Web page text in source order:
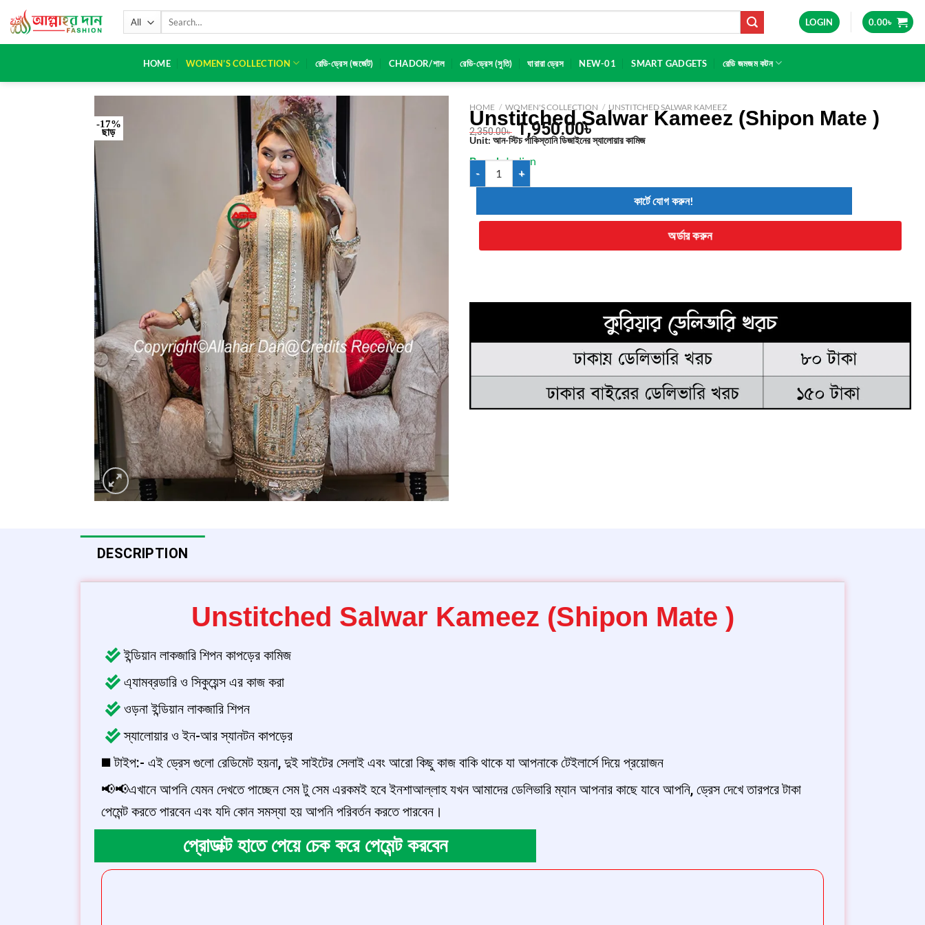
LOGIN 0.00৳
HOME WOMEN’S COLLECTION রেডি-ড্রেস (জর্জেট) CHADOR/শাল রেডি-ড্রেস (সুতি) ঘারারা ড্রেস NEW-01 SMART GADGETS রেডি জমজম কটন
-17%
ছাড়
HOME / WOMEN'S COLLECTION / UNSTITCHED SALWAR KAMEEZ
Unstitched Salwar Kameez (Shipon Mate )
2,350.00৳ 1,950.00৳
Unit: আন-স্টিচ পাকিস্তানি ডিজাইনের স্যালোয়ার কামিজ
Brand: Indian
কার্টে যোগ করুন!
অর্ডার করুন
DESCRIPTION
Unstitched Salwar Kameez (Shipon Mate )
ইন্ডিয়ান লাকজারি শিপন কাপড়ের কামিজ
এ্যামব্রডারি ও সিকুয়েন্স এর কাজ করা
ওড়না ইন্ডিয়ান লাকজারি শিপন
স্যালোয়ার ও ইন-আর স্যানটন কাপড়ের
◼️ টাইপ:- এই ড্রেস গুলো রেডিমেট হয়না, দুই সাইটের সেলাই এবং আরো কিছু কাজ বাকি থাকে যা আপনাকে টেইলার্সে দিয়ে প্রয়োজন
📢📢এখানে আপনি যেমন দেখতে পাচ্ছেন সেম টু সেম এরকমই হবে ইনশাআল্লাহ যখন আমাদের ডেলিভারি ম্যান আপনার কাছে যাবে আপনি, ড্রেস দেখে তারপরে টাকা
পেমেন্ট করতে পারবেন এবং যদি কোন সমস্যা হয় আপনি পরিবর্তন করতে পারবেন।
প্রোডাক্ট হাতে পেয়ে চেক করে পেমেন্ট করবেন